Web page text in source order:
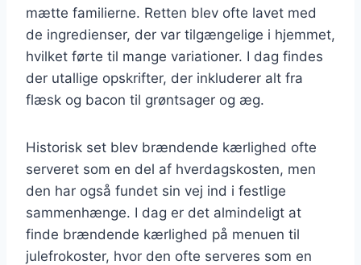
mætte familierne. Retten blev ofte lavet med
de ingredienser, der var tilgængelige i hjemmet,
hvilket førte til mange variationer. I dag findes
der utallige opskrifter, der inkluderer alt fra
flæsk og bacon til grøntsager og æg.
Historisk set blev brændende kærlighed ofte
serveret som en del af hverdagskosten, men
den har også fundet sin vej ind i festlige
sammenhænge. I dag er det almindeligt at
finde brændende kærlighed på menuen til
julefrokoster, hvor den ofte serveres som en